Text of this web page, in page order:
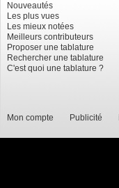
Nouveautés
Les plus vues
Les mieux notées
Meilleurs contributeurs
Proposer une tablature
Rechercher une tablature
C'est quoi une tablature ?
Mon compte Publicité